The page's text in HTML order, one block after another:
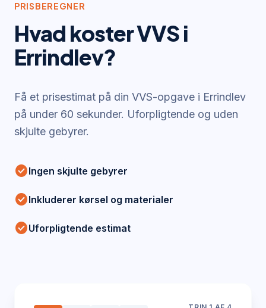
PRISBEREGNER
Hvad koster VVS i
Errindlev?
Få et prisestimat på din VVS-opgave i Errindlev
på under 60 sekunder. Uforpligtende og uden
skjulte gebyrer.
check_circleIngen skjulte gebyrer
check_circleInkluderer kørsel og materialer
check_circleUforpligtende estimat